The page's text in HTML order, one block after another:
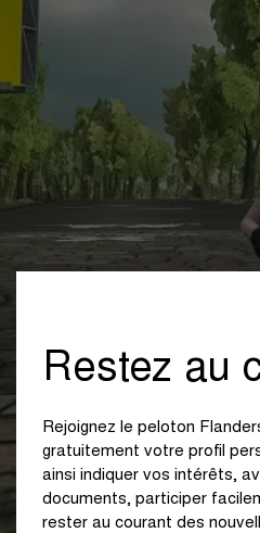
NOUVELLES
Le mont
d’orgue du
Wevelgem
Restez au
Rejoignez le peloton
gratuitement votre profil
ainsi indiquer vos intérêts,
documents, participer
rester au courant des